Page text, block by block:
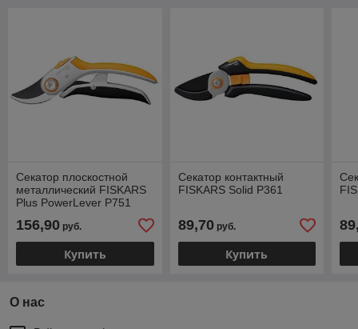
Секатор плоскостной
металлический FISKARS
Plus PowerLever P751
156,90 руб.
Купить
Секатор контактный
FISKARS Solid P361
89,70руб.
Купить
О нас